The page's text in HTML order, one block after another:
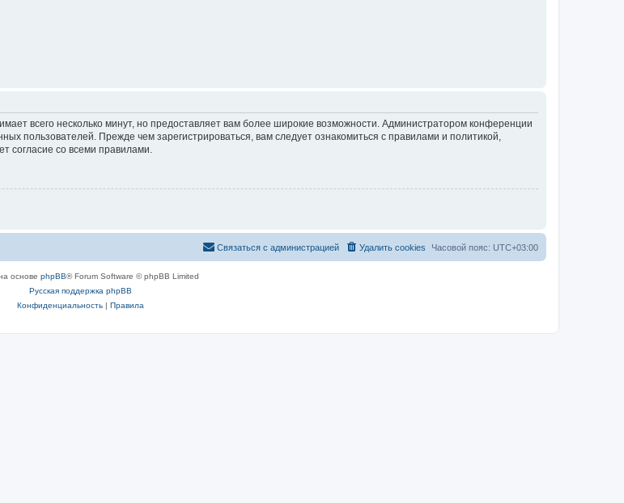
всего несколько минут, но предоставляет вам более широкие возможности. Администратором конференции
пользователей. Прежде чем зарегистрироваться, вам следует ознакомиться с правилами и политикой,
согласие со всеми правилами.
Часовой пояс: UTC+03:00
Удалить cookies
Связаться с администрацией
основе phpBB® Forum Software © phpBB Limited
Русская поддержка phpBB
Конфиденциальность| Правила